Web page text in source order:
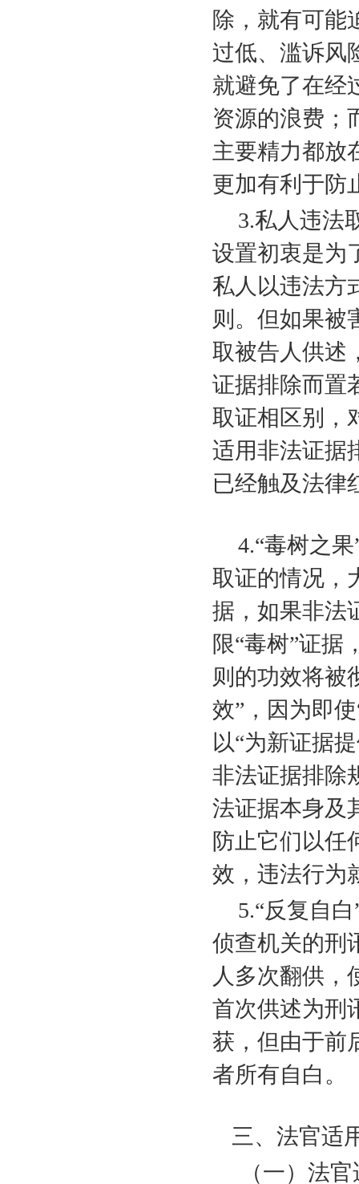
除，就有可能
过低、滥诉风
就避免了在经
资源的浪费；
主要精力都放
更加有利于防
3.私人违法
设置初衷是为
私人以违法方
则。但如果被
取被告人供述
证据排除而置
取证相区别，
适用非法证据
已经触及法律
4.“毒树之
取证的情况，
据，如果非法
限“毒树”证据
则的功效将被
效”，因为即
以“为新证据
非法证据排除
法证据本身及
防止它们以任
效，违法行
5.“反复自
侦查机关的刑
人多次翻供，
首次供述为刑
获，但由于前
者所有自白。
三、法官适
（一）法官